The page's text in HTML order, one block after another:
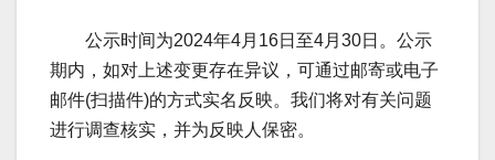
公示时间为2024年4月16日至4月30日。公示
期内，如对上述变更存在异议，可通过邮寄或电子
邮件(扫描件)的方式实名反映。我们将对有关问题
进行调查核实，并为反映人保密。